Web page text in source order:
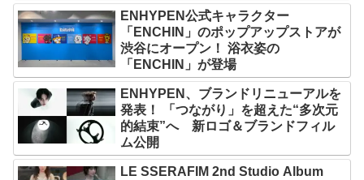
ENHYPEN公式キャラクター
「ENCHIN」のポップアップストアが
渋谷にオープン！ 浴衣姿の
「ENCHIN」が登場
ENHYPEN、ブランドリニューアルを
発表！ 「つながり」を超えた“多次元
的結束”へ 新ロゴ＆ブランドフィル
ム公開
LE SSERAFIM 2nd Studio Album